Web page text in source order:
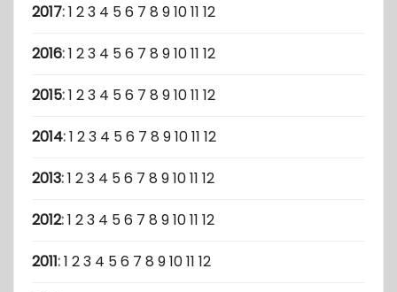
2017:1 23 4 56 7 8 91011 12
2016:1 23 4 56 7 8 91011 12
2015:1 23 4 56 7 8 91011 12
2014:1 23 4 56 7 8 91011 12
2013:1 23 4 56 7 8 91011 12
2012:1 23 4 56 7 8 91011 12
2011:1 23 4 56 7 8 91011 12